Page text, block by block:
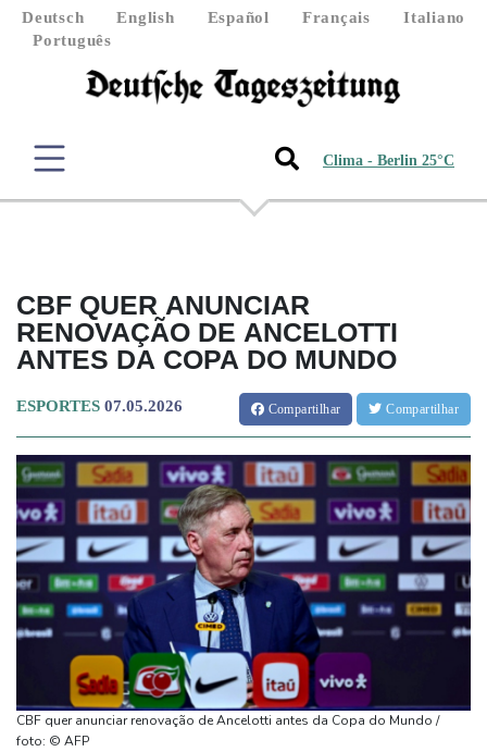
Deutsch English Español Français
Italiano
Português
Clima - Berlin 25°C
CBF QUER ANUNCIAR
RENOVAÇÃO DE ANCELOTTI
ANTES DA COPA DO MUNDO
ESPORTES 07.05.2026 Compartilhar Compartilhar
CBF quer anunciar renovação de Ancelotti antes da Copa do Mundo /
foto: © AFP